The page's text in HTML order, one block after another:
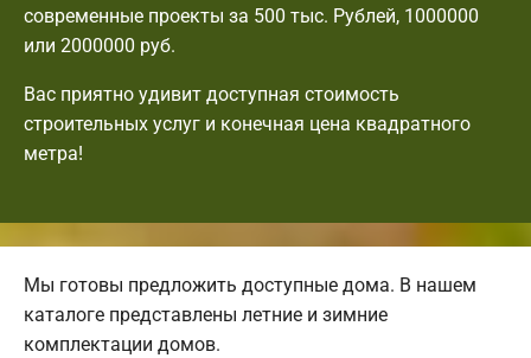
современные проекты за 500 тыс. Рублей, 1000000
или 2000000 руб.
Вас приятно удивит доступная стоимость
строительных услуг и конечная цена квадратного
метра!
Мы готовы предложить доступные дома. В нашем
каталоге представлены летние и зимние
комплектации домов.